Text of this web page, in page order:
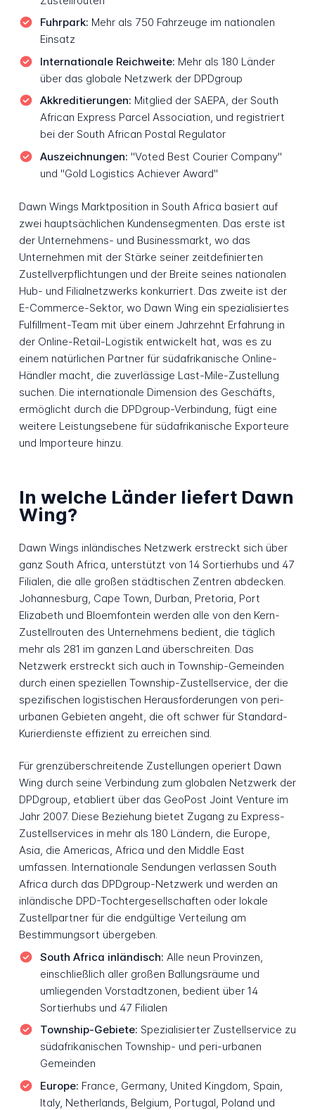
Fuhrpark: Mehr als 750 Fahrzeuge im nationalen
Einsatz
Internationale Reichweite: Mehr als 180 Länder
über das globale Netzwerk der DPDgroup
Akkreditierungen: Mitglied der SAEPA, der South
African Express Parcel Association, und registriert
bei der South African Postal Regulator
Auszeichnungen: "Voted Best Courier Company"
und "Gold Logistics Achiever Award"
Dawn Wings Marktposition in South Africa basiert auf
zwei hauptsächlichen Kundensegmenten. Das erste ist
der Unternehmens- und Businessmarkt, wo das
Unternehmen mit der Stärke seiner zeitdefinierten
Zustellverpflichtungen und der Breite seines nationalen
Hub- und Filialnetzwerks konkurriert. Das zweite ist der
E-Commerce-Sektor, wo Dawn Wing ein spezialisiertes
Fulfillment-Team mit über einem Jahrzehnt Erfahrung in
der Online-Retail-Logistik entwickelt hat, was es zu
einem natürlichen Partner für südafrikanische Online-
Händler macht, die zuverlässige Last-Mile-Zustellung
suchen. Die internationale Dimension des Geschäfts,
ermöglicht durch die DPDgroup-Verbindung, fügt eine
weitere Leistungsebene für südafrikanische Exporteure
und Importeure hinzu.
In welche Länder liefert Dawn
Wing?
Dawn Wings inländisches Netzwerk erstreckt sich über
ganz South Africa, unterstützt von 14 Sortierhubs und 47
Filialen, die alle großen städtischen Zentren abdecken.
Johannesburg, Cape Town, Durban, Pretoria, Port
Elizabeth und Bloemfontein werden alle von den Kern-
Zustellrouten des Unternehmens bedient, die täglich
mehr als 281 im ganzen Land überschreiten. Das
Netzwerk erstreckt sich auch in Township-Gemeinden
durch einen speziellen Township-Zustellservice, der die
spezifischen logistischen Herausforderungen von peri-
urbanen Gebieten angeht, die oft schwer für Standard-
Kurierdienste effizient zu erreichen sind.
Für grenzüberschreitende Zustellungen operiert Dawn
Wing durch seine Verbindung zum globalen Netzwerk der
DPDgroup, etabliert über das GeoPost Joint Venture im
Jahr 2007. Diese Beziehung bietet Zugang zu Express-
Zustellservices in mehr als 180 Ländern, die Europe,
Asia, die Americas, Africa und den Middle East
umfassen. Internationale Sendungen verlassen South
Africa durch das DPDgroup-Netzwerk und werden an
inländische DPD-Tochtergesellschaften oder lokale
Zustellpartner für die endgültige Verteilung am
Bestimmungsort übergeben.
South Africa inländisch: Alle neun Provinzen,
einschließlich aller großen Ballungsräume und
umliegenden Vorstadtzonen, bedient über 14
Sortierhubs und 47 Filialen
Township-Gebiete: Spezialisierter Zustellservice zu
südafrikanischen Township- und peri-urbanen
Gemeinden
Europe: France, Germany, United Kingdom, Spain,
Italy, Netherlands, Belgium, Portugal, Poland und